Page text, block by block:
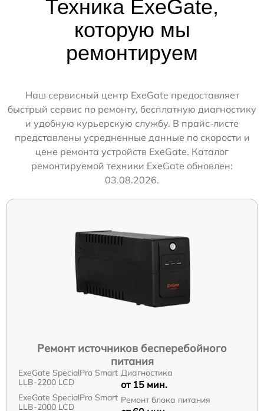
Техника ExeGate,
которую мы
ремонтируем
Наш сервисный центр ExeGate предоставляет
быстрый сервис по ремонту, бесплатную диагностику
и удобную курьерскую службу. В прайс-листе
представлены усредненные данные по скорости и
цене ремонта устройств ExeGate. Каталог
ремонтируемой техники ExeGate обновлен:
03.08.2026.
Ремонт источников бесперебойного
питания
ExeGate SpecialPro Smart
LLB-2200 LCD
ExeGate SpecialPro Smart
LLB-2000 LCD
Диагностика
от 15 мин.
Ремонт блока питания